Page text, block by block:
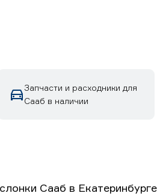
Запчасти и расходники для
Сааб в наличии
Сааб в